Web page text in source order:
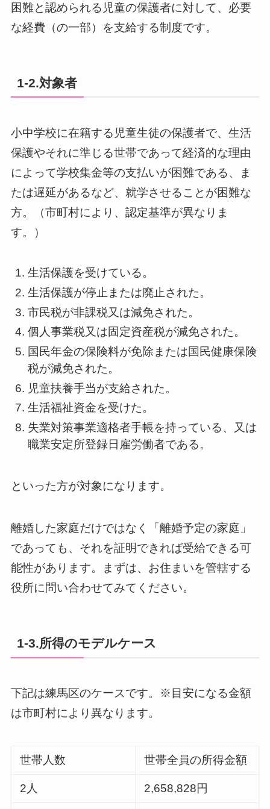
困難と認められる児童の保護者に対して、必要
な経費（の一部）を支給する制度です。
1-2.対象者
小中学校に在籍する児童生徒の保護者で、生活
保護やそれに準じる世帯であって経済的な理由
によって学校集金等の支払いが困難である、ま
たは遅延があるなど、就学させることが困難な
方。（市町村により、認定基準が異なりま
す。）
生活保護を受けている。
生活保護が停止または廃止された。
市民税が非課税又は減免された。
個人事業税又は固定資産税が減免された。
国民年金の保険料が免除または国民健康保険
税が減免された。
児童扶養手当が支給された。
生活福祉資金を受けた。
失業対策事業適格者手帳を持っている、又は
職業安定所登録日雇労働者である。
といった方が対象になります。
離婚した家庭だけではなく「離婚予定の家庭」
であっても、それを証明できれば受給できる可
能性があります。まずは、お住まいを管轄する
役所に問い合わせてみてください。
1-3.所得のモデルケース
下記は練馬区のケースです。※目安になる金額
は市町村により異なります。
世帯人数 世帯全員の所得金額
2人 2,658,828円